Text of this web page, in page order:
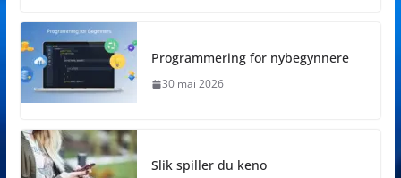
Programmering for nybegynnere
30 mai 2026
Slik spiller du keno